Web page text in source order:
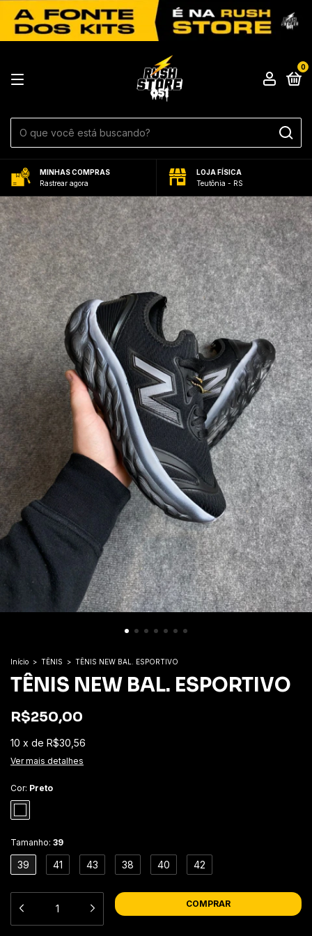
0
MINHAS COMPRAS
Rastrear agora
LOJA FÍSICA
Teutônia - RS
Início > TÊNIS > TÊNIS NEW BAL. ESPORTIVO
TÊNIS NEW BAL. ESPORTIVO
R$250,00
10 x de R$30,56
Ver mais detalhes
Cor: Preto
Tamanho: 39
39 41 43 38 40 42